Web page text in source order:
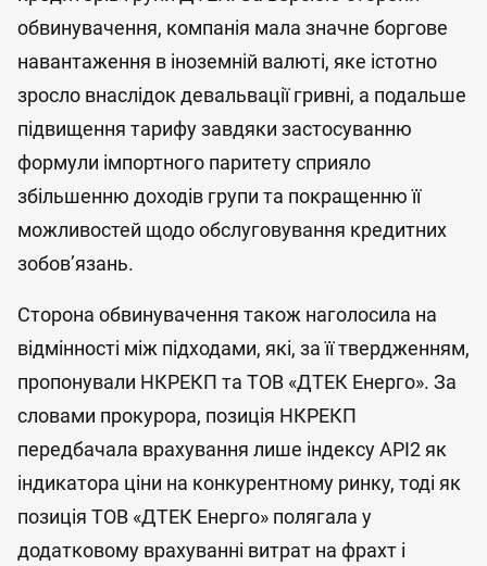
обвинувачення, компанія мала значне боргове
навантаження в іноземній валюті, яке істотно
зросло внаслідок девальвації гривні, а подальше
підвищення тарифу завдяки застосуванню
формули імпортного паритету сприяло
збільшенню доходів групи та покращенню її
можливостей щодо обслуговування кредитних
зобов’язань.
Сторона обвинувачення також наголосила на
відмінності між підходами, які, за її твердженням,
пропонували НКРЕКП та ТОВ «ДТЕК Енерго». За
словами прокурора, позиція НКРЕКП
передбачала врахування лише індексу API2 як
індикатора ціни на конкурентному ринку, тоді як
позиція ТОВ «ДТЕК Енерго» полягала у
додатковому врахуванні витрат на фрахт і